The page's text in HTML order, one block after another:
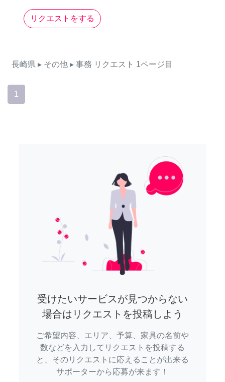
リクエストをする
長崎県 ▸ その他 ▸ 事務 リクエスト 1ページ目
1
受けたいサービスが見つからない
場合はリクエストを投稿しよう
ご希望内容、エリア、予算、家具の名前や
数などを入力してリクエストを投稿する
と、そのリクエストに応えることが出来る
サポーターから応募が来ます！